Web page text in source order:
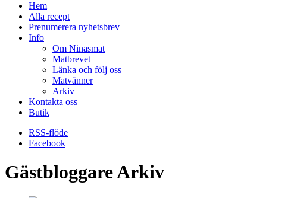
Hem
Alla recept
Prenumerera nyhetsbrev
Info
Om Ninasmat
Matbrevet
Länka och följ oss
Matvänner
Arkiv
Kontakta oss
Butik
RSS-flöde
Facebook
Gästbloggare Arkiv